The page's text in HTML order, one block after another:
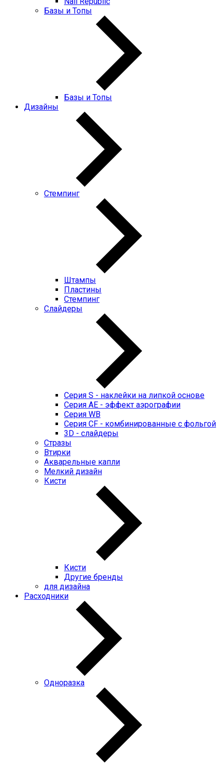
Базы и Топы
Базы и Топы
Дизайны
Стемпинг
Штампы
Пластины
Стемпинг
Слайдеры
Серия S - наклейки на липкой основе
Серия AE - эффект аэрографии
Серия WB
Серия CF - комбинированные с фольгой
3D - слайдеры
Стразы
Втирки
Акварельные капли
Мелкий дизайн
Кисти
Кисти
Другие бренды
для дизайна
Расходники
Одноразка